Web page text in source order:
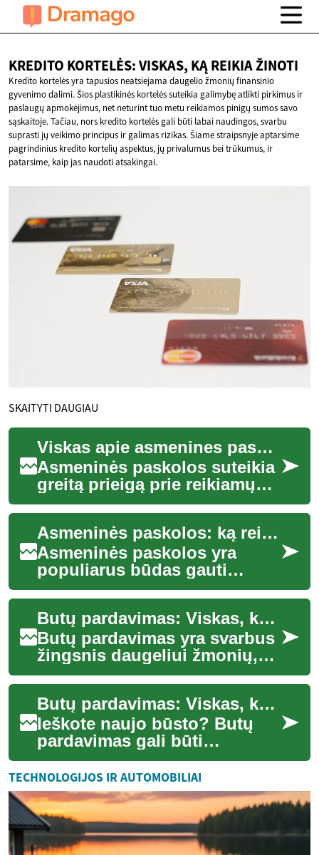
KREDITO KORTELĖS: VISKAS, KĄREIKIA ŽINOTI
Kredito kortelės yra tapusios neatsiejama daugelio žmonių finansinio
gyvenimo dalimi. Šios plastikinės kortelės suteikia galimybę atlikti pirkimus ir
paslaugų apmokėjimus, net neturint tuo metu reikiamos pinigų sumos savo
sąskaitoje. Tačiau, nors kredito kortelės gali būti labai naudingos, svarbu
suprasti jų veikimo principus ir galimas rizikas. Šiame straipsnyje aptarsime
pagrindinius kredito kortelių aspektus, jų privalumus bei trūkumus, ir
patarsime, kaip jas naudoti atsakingai.
SKAITYTI DAUGIAU
Viskas apie asmenines paskolas: ką žinoti prieš imant
Asmeninės paskolos suteikia
greitą prieigą prie reikiamų
lėšų įvairiems tikslams – nuo
nenumatytų sąskaitų iki
didesn...
Asmeninės paskolos: ką reikia žinoti prieš skolinantis
Asmeninės paskolos yra
populiarus būdas gauti
papildomų lėšų įvairiems
poreikiams patenkinti.
Nesvarbu, ar norite fin...
Butų pardavimas: Viskas, ką reikia žinoti
Butų pardavimas yra svarbus
žingsnis daugeliui žmonių,
nesvarbu, ar jie parduoda
savo pirmąjį būstą, ar
investuoja į ...
Butų pardavimas: Viskas, ką reikia žinoti apie nekilnojamojo turto įsigijimą
Ieškote naujo būsto? Butų
pardavimas gali būti
sudėtingas procesas, tačiau
su tinkamomis žiniomis ir
pasiruošimu gali...
TECHNOLOGIJOS IR AUTOMOBILIAI